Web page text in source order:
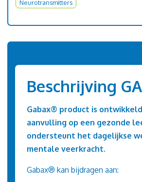
Neurotransmitters
Beschrijving
Gabax® product is
aanvulling op een gezonde
ondersteunt het dagelijkse
mentale veerkracht.
Gabax® kan bijdragen aan: